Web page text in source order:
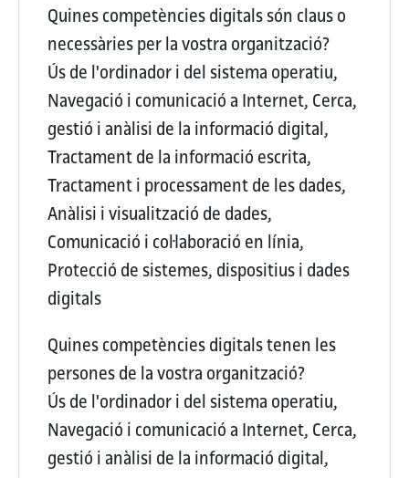
Quines competències digitals són claus o
necessàries per la vostra organització?
Ús de l'ordinador i del sistema operatiu,
Navegació i comunicació a Internet, Cerca,
gestió i anàlisi de la informació digital,
Tractament de la informació escrita,
Tractament i processament de les dades,
Anàlisi i visualització de dades,
Comunicació i col·laboració en línia,
Protecció de sistemes, dispositius i dades
digitals
Quines competències digitals tenen les
persones de la vostra organització?
Ús de l'ordinador i del sistema operatiu,
Navegació i comunicació a Internet, Cerca,
gestió i anàlisi de la informació digital,